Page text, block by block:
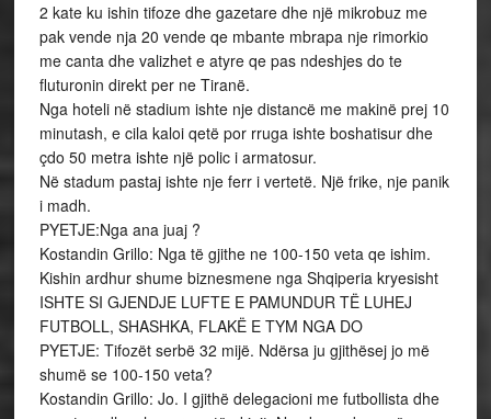
2 kate ku ishin tifoze dhe gazetare dhe një mikrobuz me
pak vende nja 20 vende qe mbante mbrapa nje rimorkio
me canta dhe valizhet e atyre qe pas ndeshjes do te
fluturonin direkt per ne Tiranë.
Nga hoteli në stadium ishte nje distancë me makinë prej 10
minutash, e cila kaloi qetë por rruga ishte boshatisur dhe
çdo 50 metra ishte një polic i armatosur.
Në stadum pastaj ishte nje ferr i vertetë. Një frike, nje panik
i madh.
PYETJE:Nga ana juaj ?
Kostandin Grillo: Nga të gjithe ne 100-150 veta qe ishim.
Kishin ardhur shume biznesmene nga Shqiperia kryesisht
ISHTE SI GJENDJE LUFTE E PAMUNDUR TË LUHEJ
FUTBOLL, SHASHKA, FLAKË E TYM NGA DO
PYETJE: Tifozët serbë 32 mijë. Ndërsa ju gjithësej jo më
shumë se 100-150 veta?
Kostandin Grillo: Jo. I gjithë delegacioni me futbollista dhe